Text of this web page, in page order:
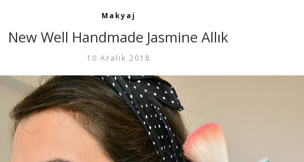
Makyaj
New Well Handmade Jasmine Allık
10 Aralık 2018